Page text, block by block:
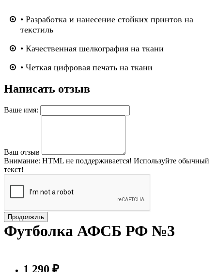
• Разработка и нанесение стойких принтов на
текстиль
• Качественная шелкография на ткани
• Четкая цифровая печать на ткани
Написать отзыв
Ваше имя:
Ваш отзыв
Внимание: HTML не поддерживается! Используйте обычный
текст!
Продолжить
Футболка АФСБ РФ №3
1 290 ₽